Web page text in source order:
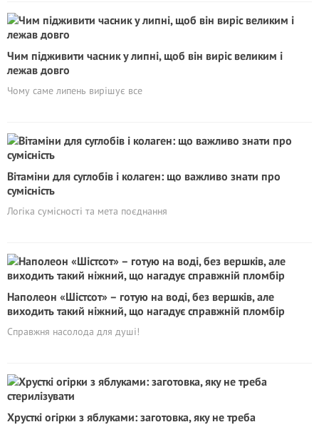
Чим підживити часник у липні, щоб він виріс великим і
лежав довго
Чому саме липень вирішує все
Вітаміни для суглобів і колаген: що важливо знати про
сумісність
Логіка сумісності та мета поєднання
Наполеон «Шістсот» – готую на воді, без вершків, але
виходить такий ніжний, що нагадує справжній пломбір
Справжня насолода для душі!
Хрусткі огірки з яблуками: заготовка, яку не треба